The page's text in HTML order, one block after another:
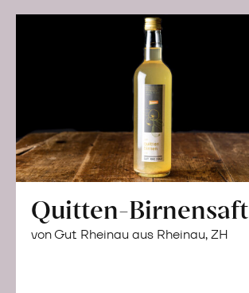
Quitten-Birnensaft
von Gut Rheinau aus Rheinau, ZH